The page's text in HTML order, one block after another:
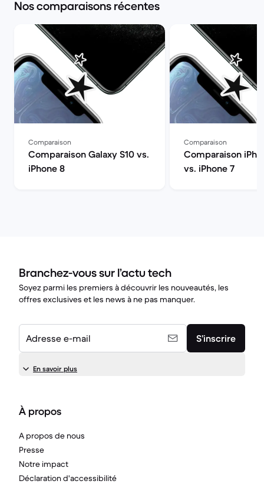
Nos comparaisons récentes
Comparaison
Comparaison Galaxy S10 vs.
iPhone 8
Comparaison
Comparaison
vs. iPhone 7
Branchez-vous sur l’actu tech
Soyez parmi les premiers à découvrir les nouveautés, les
offres exclusives et les news à ne pas manquer.
Adresse e-mail S’inscrire
En savoir plus
À propos
A propos de nous
Presse
Notre impact
Déclaration d'accessibilité